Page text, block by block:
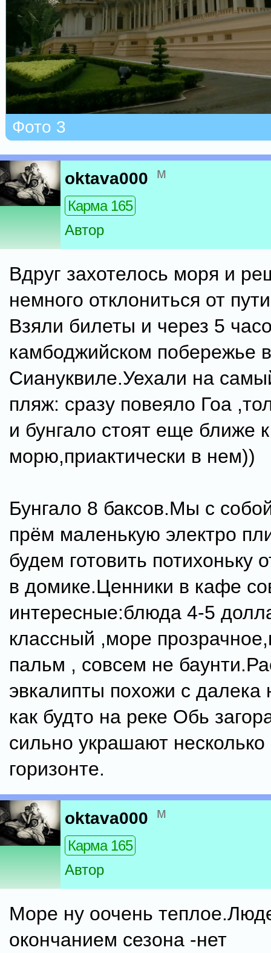
Фото 3
oktava000 м
Карма 165
Автор
Вдруг захотелось моря и
немного отклониться от
Взяли билеты и через 5
камбоджийском побережье в
Сиануквиле.Уехали на
пляж: сразу повеяло Гоа
и бунгало стоят еще ближе к
морю,приактически в нем))
Бунгало 8 баксов.Мы с
прём маленькую электро
будем готовить потихоньку
в домике.Ценники в кафе
интересные:блюда 4-5
классный ,море
пальм , совсем не
эвкалипты похожи с далека
как будто на реке Обь
сильно украшают несколько
горизонте.
oktava000 м
Карма 165
Автор
Море ну оочень
окончанием сезона -нет